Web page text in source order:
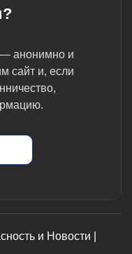
анонимно и
сайт и, если
и Новости |